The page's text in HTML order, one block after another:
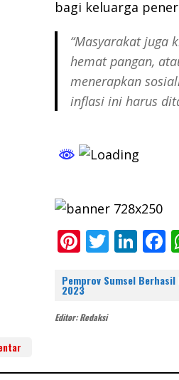
bagi keluarga
“Masyarakat juga
hemat pangan,
menerapkan
inflasi ini harus
Pi
er
e
T
itt
Li
k
F
e
Pemprov Sumsel
2023
Editor: Redaksi